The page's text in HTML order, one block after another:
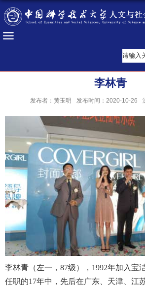
李林青
发布者：黄玉明 发布时间：2020-10-26
李林青（左一，87级），1992年加入宝
任职的17年中，先后在广东、天津、江